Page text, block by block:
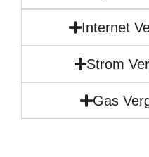
Internet
Strom
Gas